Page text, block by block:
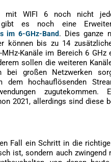
mit WIFI 6 noch nicht
es noch eine
im 6-GHz-Band. Dies ganze
können bis zu 14
Kanäle im Bereich 6 GHz
sollen die weiteren
bei großen Netzwerken
dem hochauflösenden
zugutekommen.
2021, allerdings sind diese
Fall ein Schritt in die richtige
ist, sondern auch zwingend